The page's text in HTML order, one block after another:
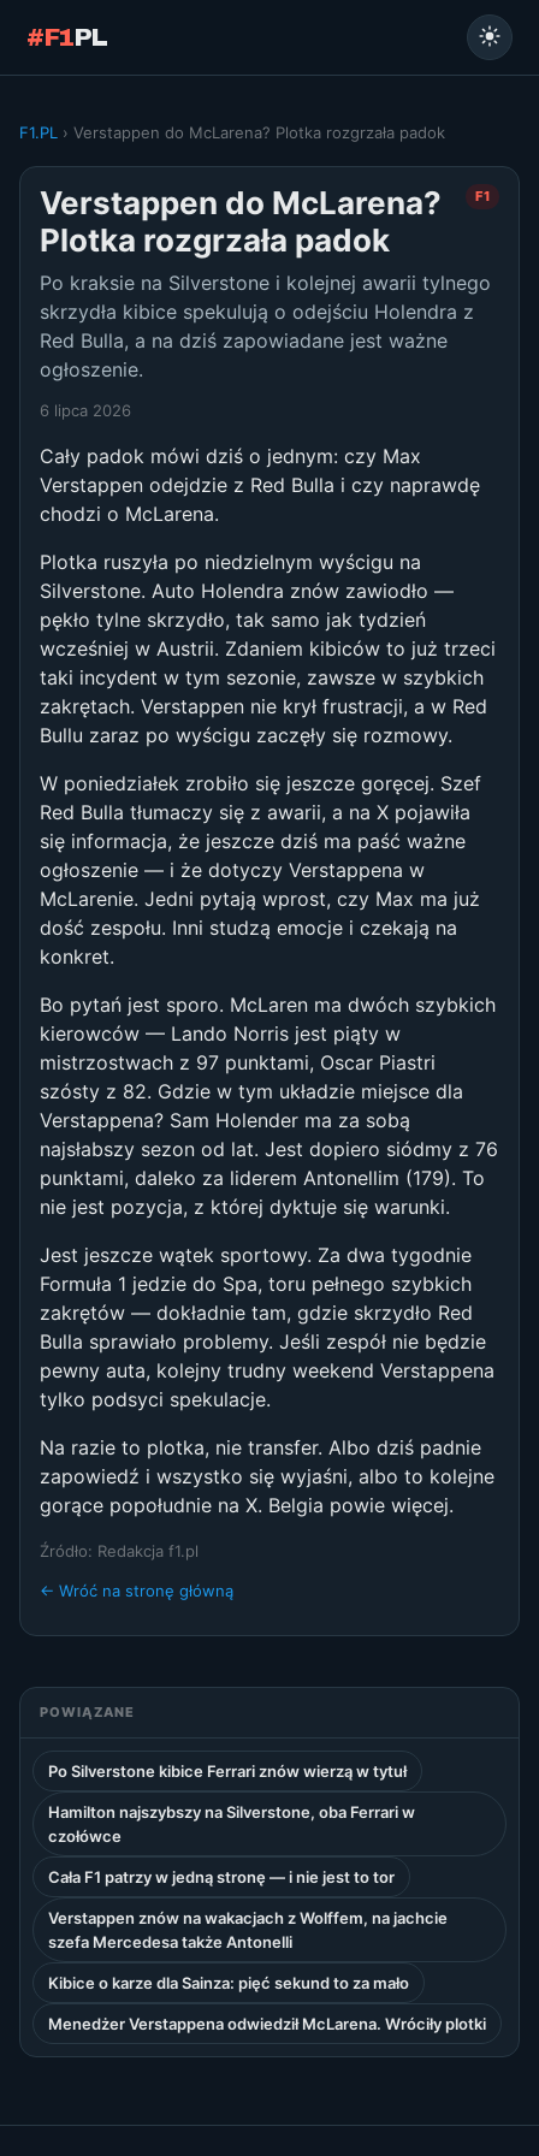
#F1PL
F1.PL › Verstappen do McLarena? Plotka rozgrzała padok
F1
Verstappen do McLarena?
Plotka rozgrzała padok
Po kraksie na Silverstone i kolejnej awarii tylnego
skrzydła kibice spekulują o odejściu Holendra z
Red Bulla, a na dziś zapowiadane jest ważne
ogłoszenie.
6 lipca 2026
Cały padok mówi dziś o jednym: czy Max
Verstappen odejdzie z Red Bulla i czy naprawdę
chodzi o McLarena.
Plotka ruszyła po niedzielnym wyścigu na
Silverstone. Auto Holendra znów zawiodło —
pękło tylne skrzydło, tak samo jak tydzień
wcześniej w Austrii. Zdaniem kibiców to już trzeci
taki incydent w tym sezonie, zawsze w szybkich
zakrętach. Verstappen nie krył frustracji, a w Red
Bullu zaraz po wyścigu zaczęły się rozmowy.
W poniedziałek zrobiło się jeszcze goręcej. Szef
Red Bulla tłumaczy się z awarii, a na X pojawiła
się informacja, że jeszcze dziś ma paść ważne
ogłoszenie — i że dotyczy Verstappena w
McLarenie. Jedni pytają wprost, czy Max ma już
dość zespołu. Inni studzą emocje i czekają na
konkret.
Bo pytań jest sporo. McLaren ma dwóch szybkich
kierowców — Lando Norris jest piąty w
mistrzostwach z 97 punktami, Oscar Piastri
szósty z 82. Gdzie w tym układzie miejsce dla
Verstappena? Sam Holender ma za sobą
najsłabszy sezon od lat. Jest dopiero siódmy z 76
punktami, daleko za liderem Antonellim (179). To
nie jest pozycja, z której dyktuje się warunki.
Jest jeszcze wątek sportowy. Za dwa tygodnie
Formuła 1 jedzie do Spa, toru pełnego szybkich
zakrętów — dokładnie tam, gdzie skrzydło Red
Bulla sprawiało problemy. Jeśli zespół nie będzie
pewny auta, kolejny trudny weekend Verstappena
tylko podsyci spekulacje.
Na razie to plotka, nie transfer. Albo dziś padnie
zapowiedź i wszystko się wyjaśni, albo to kolejne
gorące popołudnie na X. Belgia powie więcej.
Źródło: Redakcja f1.pl
← Wróć na stronę główną
POWIĄZANE
Po Silverstone kibice Ferrari znów wierzą w tytuł
Hamilton najszybszy na Silverstone, oba Ferrari w
czołówce
Cała F1 patrzy w jedną stronę — i nie jest to tor
Verstappen znów na wakacjach z Wolffem, na jachcie
szefa Mercedesa także Antonelli
Kibice o karze dla Sainza: pięć sekund to za mało
Menedżer Verstappena odwiedził McLarena. Wróciły plotki